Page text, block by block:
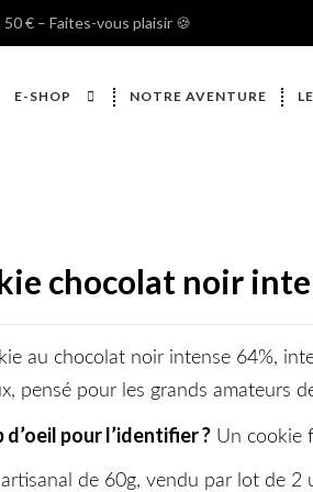
€ – Faites-vous plaisir 🍪
E-SHOP NOTRE AVENTURE
chocolat noir
au chocolat noir intense 64%,
pensé pour les grands amateurs
d’oeil pour l’identifier ?Un cookie
de 60g, vendu par lot de 2